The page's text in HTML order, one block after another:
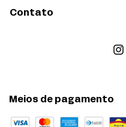
Contato
Meios de pagamento